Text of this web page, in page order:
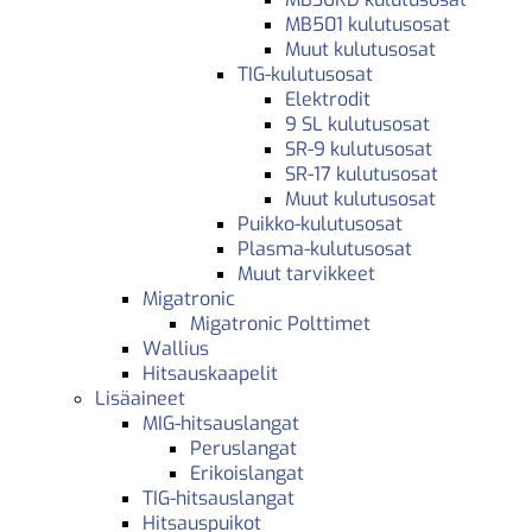
MB501 kulutusosat
Muut kulutusosat
TIG-kulutusosat
Elektrodit
9 SL kulutusosat
SR-9 kulutusosat
SR-17 kulutusosat
Muut kulutusosat
Puikko-kulutusosat
Plasma-kulutusosat
Muut tarvikkeet
Migatronic
Migatronic Polttimet
Wallius
Hitsauskaapelit
Lisäaineet
MIG-hitsauslangat
Peruslangat
Erikoislangat
TIG-hitsauslangat
Hitsauspuikot